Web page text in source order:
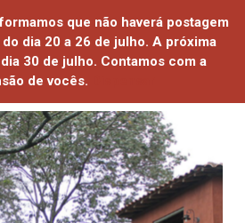
que não haverá postagem
dia 20 a 26 de julho. A próxima
30 de julho. Contamos com a
de vocês.